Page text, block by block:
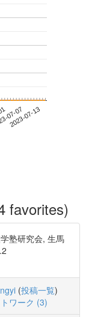
07-07
2023-07-13
favorites)
塾研究会, 生馬
(投稿一覧)
ワーク (3)